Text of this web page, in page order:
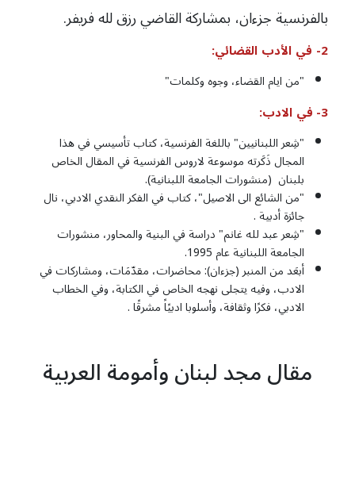
بالفرنسية جزءان، بمشاركة القاضي رزق لله فريفر.
2- في الأدب القضائي:
"من ايام القضاء، وجوه وكلمات"
3- في الادب:
"شِعر اللبنانيين" باللغة الفرنسية، كتاب تأسيسي في هذا
المجال ذَكَرته موسوعة لاروس الفرنسية في المقال الخاص
بلبنان (منشورات الجامعة اللبنانية).
"من الشائع الى الاصيل"، كتاب في الفكر النقدي الادبي، نال
جائزة أدبية .
"شِعر عبد لله غانم" دراسة في البنية والمحاور، منشورات
الجامعة اللبنانية عام 1995.
أبعَد من المنبر (جزءان): محاضرات، مقدّمَات، ومشاركات في
الادب، وفيه يتجلى نهجه الخاص في الكتابة، وفي الخطاب
الادبي، فكرًا وثقافة، وأسلوبا ادبيًاً مشرقًا .
مقال مجد لبنان وأمومة العربية